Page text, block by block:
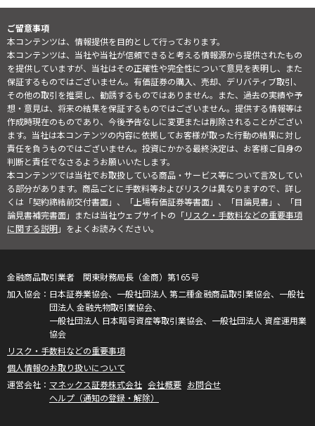
ご留意事項
本コンテンツは、情報提供を目的として行っております。
本コンテンツは、当社や当社が信頼できると考える情報源から提供されたもの
を提供していますが、当社はその正確性や完全性について意見を表明し、また
保証するものではございません。有価証券の購入、売却、デリバティブ取引、
その他の取引を推奨し、勧誘するものではありません。また、過去の実績や予
想・意見は、将来の結果を保証するものではございません。提供する情報等は
作成時現在のものであり、今後予告なしに変更または削除されることがござい
ます。当社は本コンテンツの内容に依拠してお客様が取った行動の結果に対し
責任を負うものではございません。投資にかかる最終決定は、お客様ご自身の
判断と責任でなさるようお願いいたします。
本コンテンツでは当社でお取扱している商品・サービス等について言及してい
る部分があります。商品ごとに手数料等およびリスクは異なりますので、詳し
くは「契約締結前交付書面」、「上場有価証券等書面」、「目論見書」、「目
論見書補完書面」または当社ウェブサイトの「リスク・手数料などの重要事項
に関する説明」をよくお読みください。
金融商品取引業者 関東財務局長（金商）第165号
日本証券業協会、一般社団法人 第二種金融商品取引業協会、一般社
団法人 金融先物取引業協会、
一般社団法人 日本暗号資産等取引業協会、一般社団法人 資産運用業
協会
リスク・手数料などの重要事項
個人情報のお取り扱いについて
マネックス証券株式会社 会社概要 お問合せ
ヘルプ（通知の登録・解除）